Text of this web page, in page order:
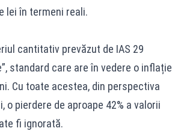
lei în termeni reali.
cantitativ prevăzut de IAS 29
standard care are în vedere o inflație
Cu toate acestea, din perspectiva
pierdere de aproape 42% a valorii
fi ignorată.